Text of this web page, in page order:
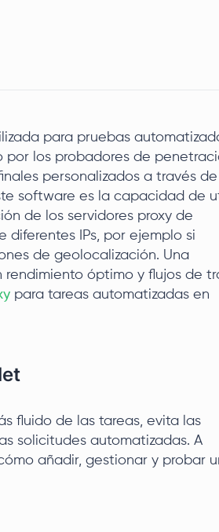
para pruebas
por los probadores de
personalizados a través de
software es la capacidad de
de los servidores proxy de
IPs, por ejemplo si
de geolocalización. Una
óptimo y flujos de
para tareas automatizadas en
fluido de las tareas, evita las
solicitudes automatizadas. A
añadir, gestionar y probar